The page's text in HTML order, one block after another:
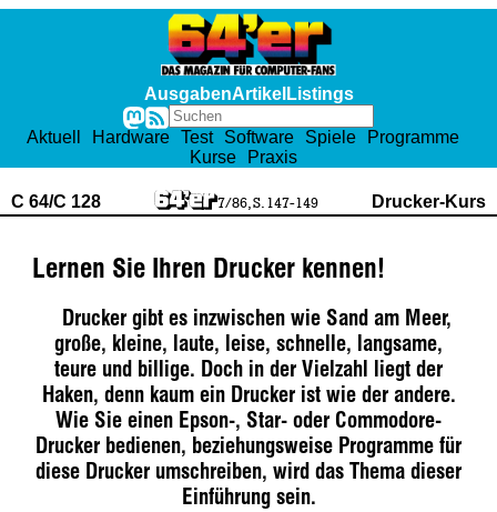
AusgabenArtikel Listings
Aktuell Hardware Test Software Spiele
Programme
Kurse
Praxis
C 64/C 128 Drucker-Kurs
7/86, S. 147-149
Lernen Sie Ihren Drucker kennen!
Drucker gibt es inzwischen wie Sand am Meer,
große, kleine, laute, leise, schnelle, langsame,
teure und billige. Doch in der Vielzahl liegt der
Haken, denn kaum ein Drucker ist wie der andere.
Wie Sie einen Epson-, Star- oder Commodore-
Drucker bedienen, beziehungsweise Programme für
diese Drucker umschreiben, wird das Thema dieser
Einführung sein.